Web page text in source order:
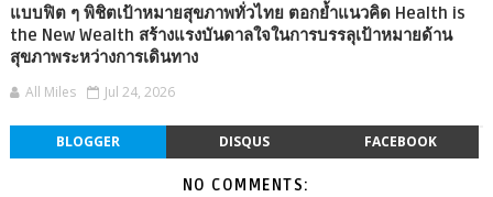
แบบฟิต ๆ พิชิตเป้าหมายสุขภาพทั่วไทย ตอกย้ำแนวคิด Health is
the New Wealth สร้างแรงบันดาลใจในการบรรลุเป้าหมายด้าน
สุขภาพระหว่างการเดินทาง
All Miles Jul 24, 2026
BLOGGER DISQUS FACEBOOK
NO COMMENTS: